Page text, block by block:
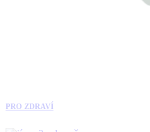
PRO ZDRAVÍ